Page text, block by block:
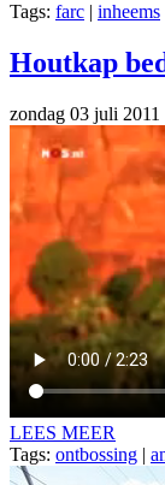
Tags: farc | inheems
Houtkap
zondag 03 juli 2011
LEES MEER
Tags: ontbossing |